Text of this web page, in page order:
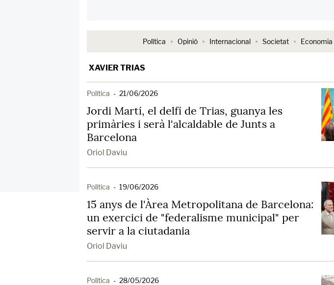
Política Opinió Internacional Societat Economia
XAVIER TRIAS
Política - 21/06/2026
Jordi Martí, el delfí de Trias, guanya les
primàries i serà l'alcaldable de Junts a
Barcelona
Oriol Daviu
Política - 19/06/2026
15 anys de l'Àrea Metropolitana de Barcelona:
un exercici de "federalisme municipal" per
servir a la ciutadania
Oriol Daviu
Política - 28/05/2026